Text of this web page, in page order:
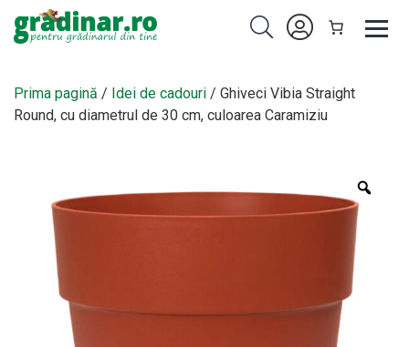
Prima pagină / Idei de cadouri / Ghiveci Vibia Straight
Round, cu diametrul de 30 cm, culoarea Caramiziu